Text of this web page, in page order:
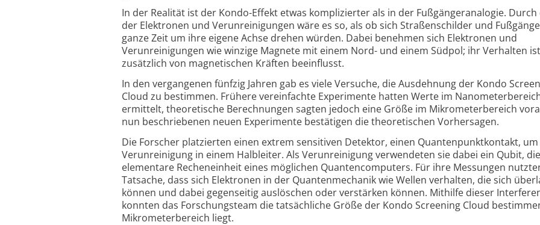
In der Realität ist der Kondo-Effekt etwas komplizierter als in der Fußgängeranalogie. Durch
der Elektronen und Verunreinigungen wäre es so, als ob sich Straßenschilder und
ganze Zeit um ihre eigene Achse drehen würden. Dabei benehmen sich Elektronen und
Verunreinigungen wie winzige Magnete mit einem Nord- und einem Südpol; ihr Verhalten
zusätzlich von magnetischen Kräften beeinflusst.
In den vergangenen fünfzig Jahren gab es viele Versuche, die Ausdehnung der Kondo
Cloud zu bestimmen. Frühere vereinfachte Experimente hatten Werte im
ermittelt, theoretische Berechnungen sagten jedoch eine Größe im Mikro­meter­bereich
nun beschriebenen neuen Experimente bestätigen die theoretischen Vorhersagen.
Die Forscher platzierten einen extrem sensitiven Detektor, einen Quanten­punktkontakt,
Verunreinigung in einem Halbleiter. Als Verunreinigung verwendeten sie dabei ein Qubit, die
elementare Recheneinheit eines möglichen Quantencomputers. Für ihre Messungen
Tatsache, dass sich Elektronen in der Quantenmechanik wie Wellen verhalten, die sich
können und dabei gegenseitig auslöschen oder verstärken können. Mithilfe dieser
konnten das Forschungsteam die tatsächliche Größe der Kondo Screening Cloud
Mikrometer­bereich liegt.